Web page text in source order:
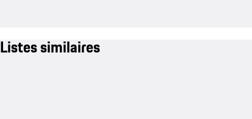
Listes similaires